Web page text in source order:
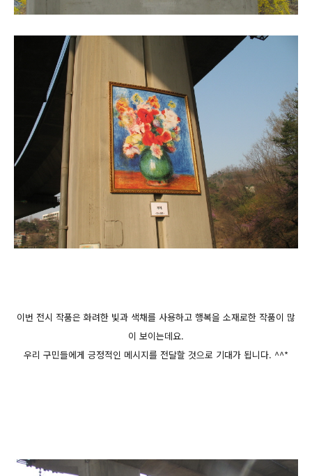
이번 전시 작품은 화려한 빛과 색채를 사용하고 행복을 소재로한 작품이 많
이 보이는데요.
우리 구민들에게 긍정적인 메시지를 전달할 것으로 기대가 됩니다. ^^*